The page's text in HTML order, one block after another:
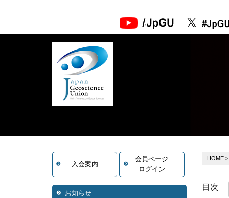
入会案内
会員ページ
ログイン
お知らせ
HOME
目次